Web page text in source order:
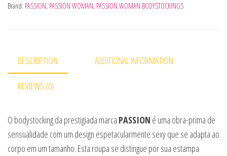
Brand: PASSION, PASSION WOMAN, PASSION WOMAN BODYSTOCKINGS
DESCRIPTION ADDITIONAL INFORMATION
REVIEWS (0)
O bodystocking da prestigiada marca PASSION é uma obra-prima de
sensualidade com um design espetacularmente sexy que se adapta ao
corpo em um tamanho. Esta roupa se distingue por sua estampa